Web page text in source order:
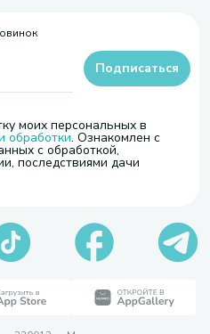
моих персональных в
обработки. Ознакомлен с
с обработкой,
последствиями дачи
Подписаться